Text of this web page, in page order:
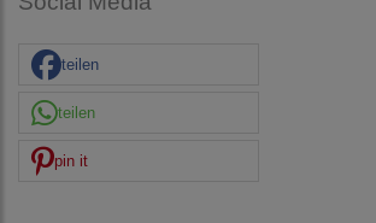
teilen
teilen
pin it